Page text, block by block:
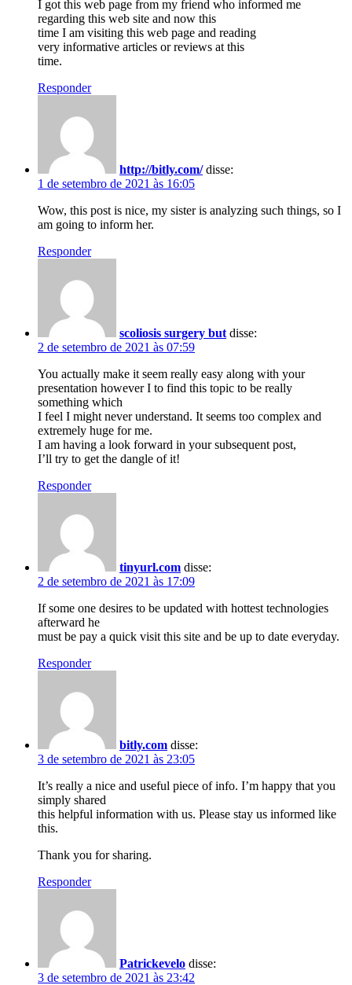
I got this web page from my friend who informed me
regarding this web site and now this
time I am visiting this web page and reading
very informative articles or reviews at this
time.
Responder
http://bitly.com/ disse:
1 de setembro de 2021 às 16:05
Wow, this post is nice, my sister is analyzing such things, so I
am going to inform her.
Responder
scoliosis surgery but disse:
2 de setembro de 2021 às 07:59
You actually make it seem really easy along with your
presentation however I to find this topic to be really
something which
I feel I might never understand. It seems too complex and
extremely huge for me.
I am having a look forward in your subsequent post,
I’ll try to get the dangle of it!
Responder
tinyurl.com disse:
2 de setembro de 2021 às 17:09
If some one desires to be updated with hottest technologies
afterward he
must be pay a quick visit this site and be up to date everyday.
Responder
bitly.com disse:
3 de setembro de 2021 às 23:05
It’s really a nice and useful piece of info. I’m happy that you
simply shared
this helpful information with us. Please stay us informed like
this.
Thank you for sharing.
Responder
Patrickevelo disse:
3 de setembro de 2021 às 23:42